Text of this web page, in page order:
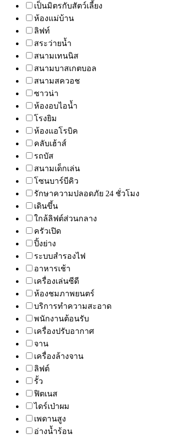
เป็นมิตรกับสัตว์เลี้ยง
ห้องแม่บ้าน
ลิฟท์
สระว่ายน้ำ
สนามเทนนิส
สนามบาสเกตบอล
สนามสควอช
ซาวน่า
ห้องอบไอน้ำ
โรงยิม
ห้องแอโรบิค
คลับเฮ้าส์
รถบัส
สนามเด็กเล่น
โซนบาร์บีคิว
รักษาความปลอดภัย 24 ชั่วโมง
เดินขึ้น
ใกล้ลิฟต์ส่วนกลาง
ครัวเปิด
ปิ้งย่าง
ระบบสำรองไฟ
อาหารเช้า
เครื่องเล่นซีดี
ห้องชมภาพยนตร์
บริการทำความสะอาด
พนักงานต้อนรับ
เครื่องปรับอากาศ
จาน
เครื่องล้างจาน
ลิฟต์
รั้ว
ฟิตเนส
ไดร์เป่าผม
เพดานสูง
อ่างน้ำร้อน